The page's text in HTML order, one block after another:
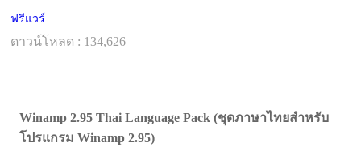
ฟรีแวร์
ดาวน์โหลด : 134,626
Winamp 2.95 Thai Language Pack (ชุดภาษาไทยสำหรับ
โปรแกรม Winamp 2.95)